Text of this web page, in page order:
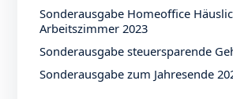
Sonderausgabe Homeoffice
Arbeitszimmer 2023
Sonderausgabe steuersparende
Sonderausgabe zum Jahresende